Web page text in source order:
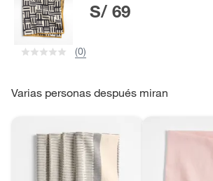
o
S/ 69
(0)
Varias personas después miran